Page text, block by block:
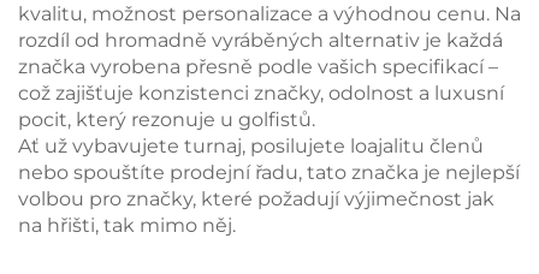
kvalitu, možnost personalizace a výhodnou cenu. Na
rozdíl od hromadně vyráběných alternativ je každá
značka vyrobena přesně podle vašich specifikací –
což zajišťuje konzistenci značky, odolnost a luxusní
pocit, který rezonuje u golfistů.
Ať už vybavujete turnaj, posilujete loajalitu členů
nebo spouštíte prodejní řadu, tato značka je nejlepší
volbou pro značky, které požadují výjimečnost jak
na hřišti, tak mimo něj.